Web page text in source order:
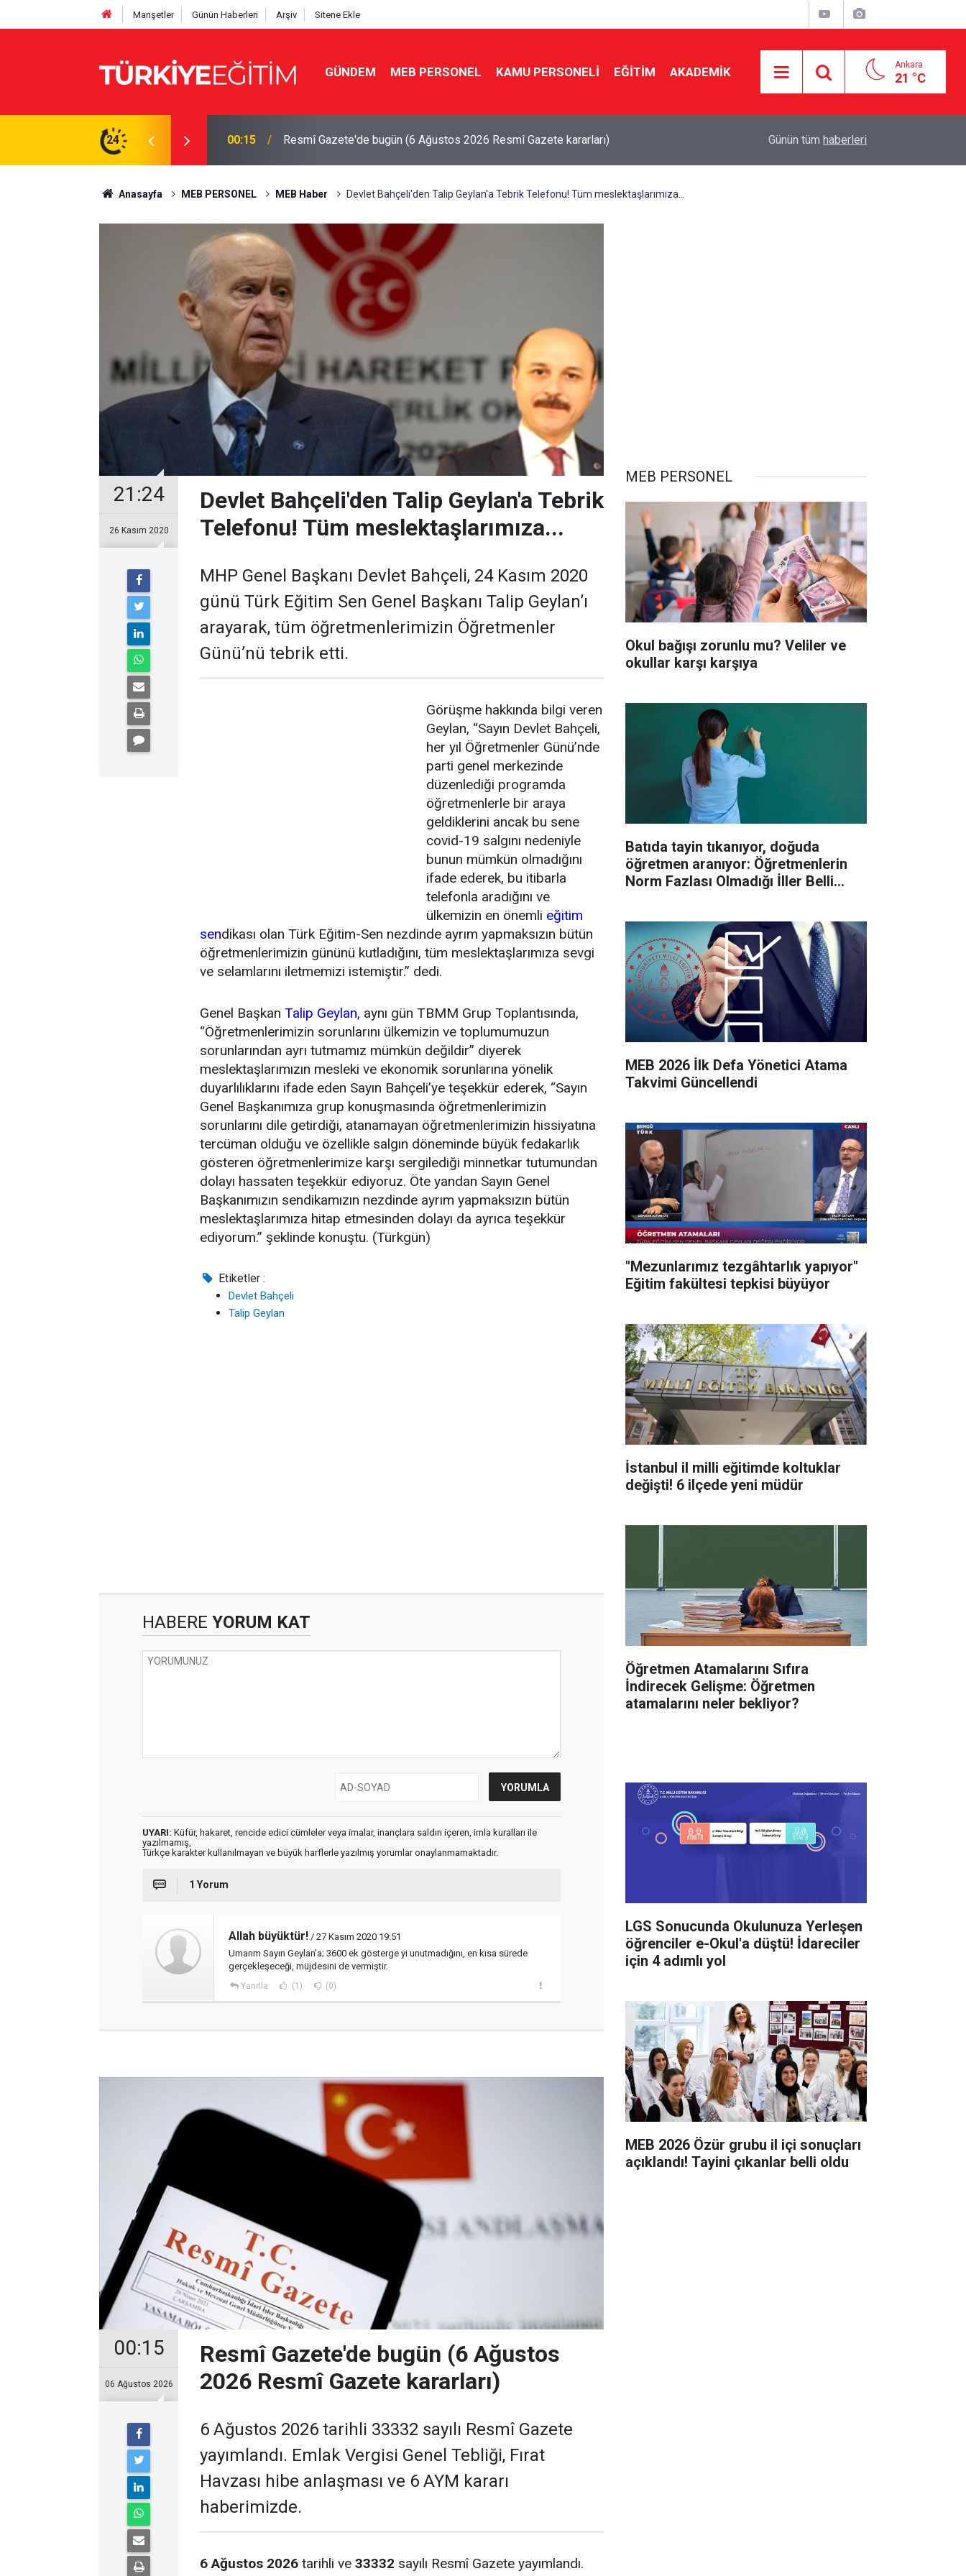
Manşetler Günün Haberleri Arşiv Sitene Ekle
GÜNDEM MEB PERSONEL KAMU PERSONELİ EĞİTİM AKADEMİK Ankara
21 °C
24
2026 Resmî Gazete kararları) 00:06 Altın uçuşa geçti! Gram altın 6.489 TL'yi gördü Okul bağışı zorunlu mu? Veliler ve okullar karşı
Günün tüm haberleri
Anasayfa MEB PERSONEL MEB Haber Devlet Bahçeli'den Talip Geylan'a Tebrik Telefonu! Tüm meslektaşlarımıza...
21:24
26 Kasım 2020
Devlet Bahçeli'den Talip Geylan'a Tebrik
Telefonu! Tüm meslektaşlarımıza...
MHP Genel Başkanı Devlet Bahçeli, 24 Kasım 2020
günü Türk Eğitim Sen Genel Başkanı Talip Geylan’ı
arayarak, tüm öğretmenlerimizin Öğretmenler
Günü’nü tebrik etti.
Görüşme hakkında bilgi veren
Geylan, “Sayın Devlet Bahçeli,
her yıl Öğretmenler Günü’nde
parti genel merkezinde
düzenlediği programda
öğretmenlerle bir araya
geldiklerini ancak bu sene
covid-19 salgını nedeniyle
bunun mümkün olmadığını
ifade ederek, bu itibarla
telefonla aradığını ve
ülkemizin en önemli eğitim
sendikası olan Türk Eğitim-Sen nezdinde ayrım yapmaksızın bütün
öğretmenlerimizin gününü kutladığını, tüm meslektaşlarımıza sevgi
ve selamlarını iletmemizi istemiştir.” dedi.
Genel Başkan Talip Geylan, aynı gün TBMM Grup Toplantısında,
“Öğretmenlerimizin sorunlarını ülkemizin ve toplumumuzun
sorunlarından ayrı tutmamız mümkün değildir” diyerek
meslektaşlarımızın mesleki ve ekonomik sorunlarına yönelik
duyarlılıklarını ifade eden Sayın Bahçeli’ye teşekkür ederek, “Sayın
Genel Başkanımıza grup konuşmasında öğretmenlerimizin
sorunlarını dile getirdiği, atanamayan öğretmenlerimizin hissiyatına
tercüman olduğu ve özellikle salgın döneminde büyük fedakarlık
gösteren öğretmenlerimize karşı sergilediği minnetkar tutumundan
dolayı hassaten teşekkür ediyoruz. Öte yandan Sayın Genel
Başkanımızın sendikamızın nezdinde ayrım yapmaksızın bütün
meslektaşlarımıza hitap etmesinden dolayı da ayrıca teşekkür
ediyorum.” şeklinde konuştu. (Türkgün)
Etiketler :
Devlet Bahçeli
Talip Geylan
HABERE YORUM KAT
UYARI: Küfür, hakaret, rencide edici cümleler veya imalar, inançlara saldırı içeren, imla kuralları ile
yazılmamış,
Türkçe karakter kullanılmayan ve büyük harflerle yazılmış yorumlar onaylanmamaktadır.
1 Yorum
Allah büyüktür! / 27 Kasım 2020 19:51
Umarım Sayın Geylan'a; 3600 ek gösterge yi unutmadığını, en kısa sürede
gerçekleşeceği, müjdesini de vermiştir.
Yanıtla (1) (0)
00:15
06 Ağustos 2026
Resmî Gazete'de bugün (6 Ağustos
2026 Resmî Gazete kararları)
6 Ağustos 2026 tarihli 33332 sayılı Resmî Gazete
yayımlandı. Emlak Vergisi Genel Tebliği, Fırat
Havzası hibe anlaşması ve 6 AYM kararı
haberimizde.
6 Ağustos 2026 tarihli ve 33332 sayılı Resmî Gazete yayımlandı.
MEB PERSONEL
Okul bağışı zorunlu mu? Veliler ve
okullar karşı karşıya
Batıda tayin tıkanıyor, doğuda
öğretmen aranıyor: Öğretmenlerin
Norm Fazlası Olmadığı İller Belli
MEB 2026 İlk Defa Yönetici Atama
Takvimi Güncellendi
"Mezunlarımız tezgâhtarlık yapıyor"
Eğitim fakültesi tepkisi büyüyor
İstanbul il milli eğitimde koltuklar
değişti! 6 ilçede yeni müdür
Öğretmen Atamalarını Sıfıra
İndirecek Gelişme: Öğretmen
atamalarını neler bekliyor?
LGS Sonucunda Okulunuza Yerleşen
öğrenciler e-Okul'a düştü! İdareciler
için 4 adımlı yol
MEB 2026 Özür grubu il içi sonuçları
açıklandı! Tayini çıkanlar belli oldu